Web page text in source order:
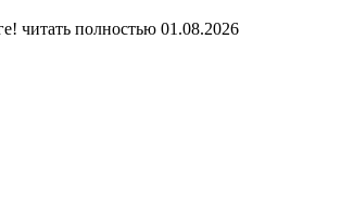
читать полностью 01.08.2026